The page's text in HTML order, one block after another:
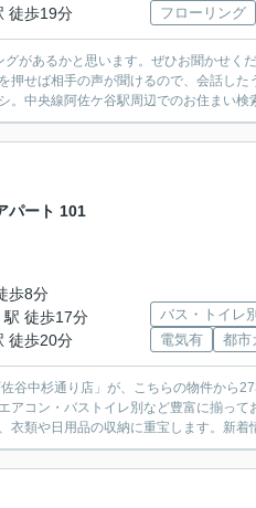
徒歩19分
フローリング
があるかと思います。ぜひお聞かせく
せば相手の声が聞けるので、会話し
中央線阿佐ケ谷駅周辺でのお住まい検
パート 101
歩8分
駅 徒歩17分
徒歩20分
バス・トイレ別
電気有
都市
谷中杉通り店」が、こちらの物件から
コン・バストイレ別など豊富に揃って
衣類や日用品の収納に重宝します。新着